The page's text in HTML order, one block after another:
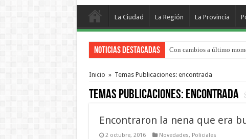
La Ciudad La Región La Provincia
Noticias Destacadas Con cambios a último
Adopción en Entre Ríos: el
Inicio » Temas Publicaciones: encontrada
Temas Publicaciones: encontrada
Encontraron la nena que era
2 octubre, 2016 Novedades, Policiales